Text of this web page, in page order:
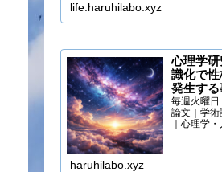
life.haruhilabo.xyz
心理学
識化で
発生す
毎週火曜
論文｜学
｜心理学
haruhilabo.xyz